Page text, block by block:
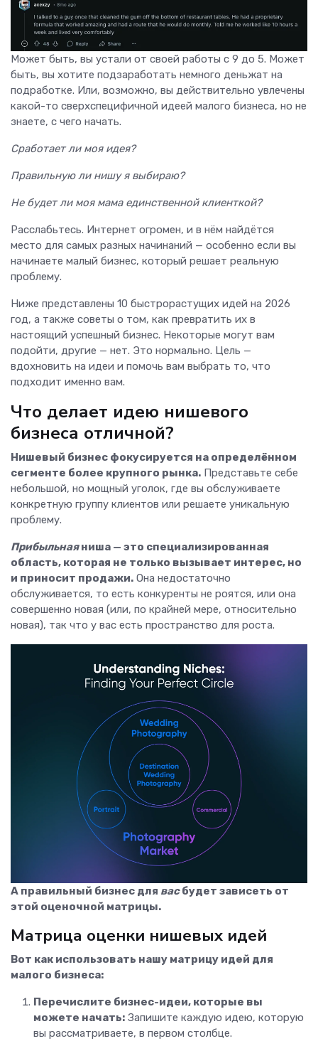
Может быть, вы устали от своей работы с 9 до 5. Может
быть, вы хотите подзаработать немного деньжат на
подработке. Или, возможно, вы действительно увлечены
какой-то сверхспецифичной идеей малого бизнеса, но не
знаете, с чего начать.
Сработает ли моя идея?
Правильную ли нишу я выбираю?
Не будет ли моя мама единственной клиенткой?
Расслабьтесь. Интернет огромен, и в нём найдётся
место для самых разных начинаний — особенно если вы
начинаете малый бизнес, который решает реальную
проблему.
Ниже представлены 10 быстрорастущих идей на 2026
год, а также советы о том, как превратить их в
настоящий успешный бизнес. Некоторые могут вам
подойти, другие — нет. Это нормально. Цель —
вдохновить на идеи и помочь вам выбрать то, что
подходит именно вам.
Что делает идею нишевого
бизнеса отличной?
Нишевый бизнес фокусируется на определённом
сегменте более крупного рынка. Представьте себе
небольшой, но мощный уголок, где вы обслуживаете
конкретную группу клиентов или решаете уникальную
проблему.
Прибыльнаяниша — это специализированная
область, которая не только вызывает интерес, но
и приносит продажи. Она недостаточно
обслуживается, то есть конкуренты не роятся, или она
совершенно новая (или, по крайней мере, относительно
новая), так что у вас есть пространство для роста.
А правильный бизнес для васбудет зависеть от
этой оценочной матрицы.
Матрица оценки нишевых идей
Вот как использовать нашу матрицу идей для
малого бизнеса:
Перечислите бизнес-идеи, которые вы
можете начать: Запишите каждую идею, которую
вы рассматриваете, в первом столбце.